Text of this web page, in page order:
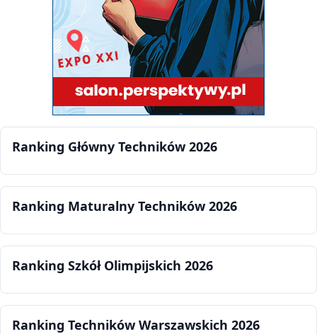
Ranking Główny Techników 2026
Ranking Maturalny Techników 2026
Ranking Szkół Olimpijskich 2026
Ranking Techników Warszawskich 2026